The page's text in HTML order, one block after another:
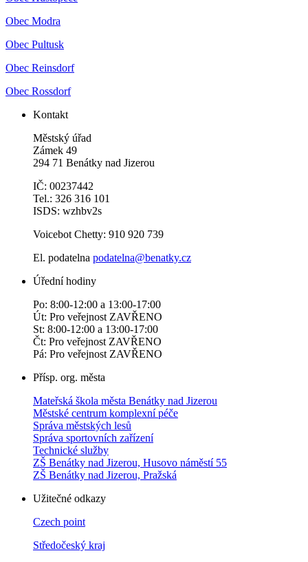
Obec Modra
Obec Pultusk
Obec Reinsdorf
Obec Rossdorf
Kontakt
Městský úřad
Zámek 49
294 71 Benátky nad Jizerou
IČ: 00237442
Tel.: 326 316 101
ISDS: wzhbv2s
Voicebot Chetty: 910 920 739
El. podatelna podatelna@benatky.cz
Úřední hodiny
Po: 8:00-12:00 a 13:00-17:00
Út: Pro veřejnost ZAVŘENO
St: 8:00-12:00 a 13:00-17:00
Čt: Pro veřejnost ZAVŘENO
Pá: Pro veřejnost ZAVŘENO
Přísp. org. města
Mateřská škola města Benátky nad Jizerou
Městské centrum komplexní péče
Správa městských lesů
Správa sportovních zařízení
Technické služby
ZŠ Benátky nad Jizerou, Husovo náměstí 55
ZŠ Benátky nad Jizerou, Pražská
Užitečné odkazy
Czech point
Středočeský kraj